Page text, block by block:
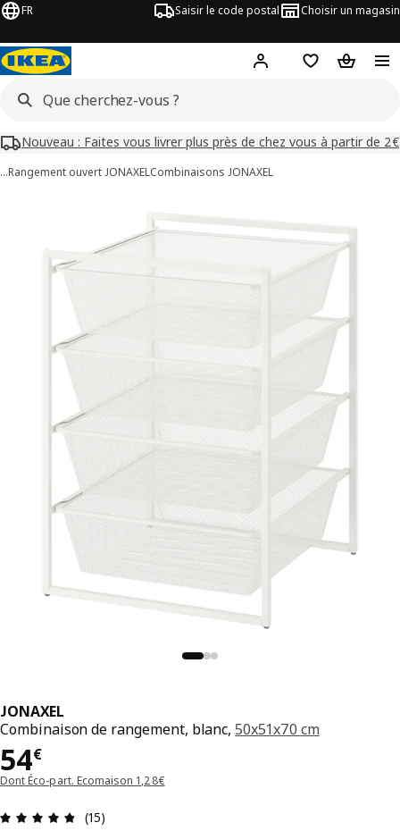
FR Saisir le code postal Choisir un magasin
Mon compteFavorisPanier
Nouveau : Faites vous livrer plus près de chez vous à partir de 2€
…Rangement ouvert JONAXELCombinaisons JONAXEL
JONAXEL
Combinaison de rangement, blanc,50x51x70 cm
54€
Prix 54€
Dont Éco-part. Ecomaison 1,28€
Avis: 4.8 sur 5 étoiles Nombre total d'avis: 15
(15)